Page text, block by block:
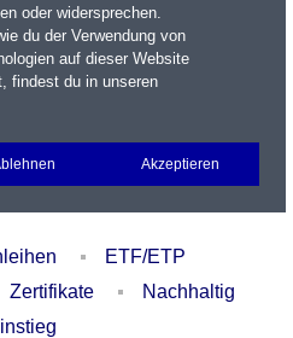
Portfolio Login
ETF/ETP
Zertifikate
Nachhaltig
oder widersprechen.
du der Verwendung von
auf dieser Website
findest du in unseren
Akzeptieren